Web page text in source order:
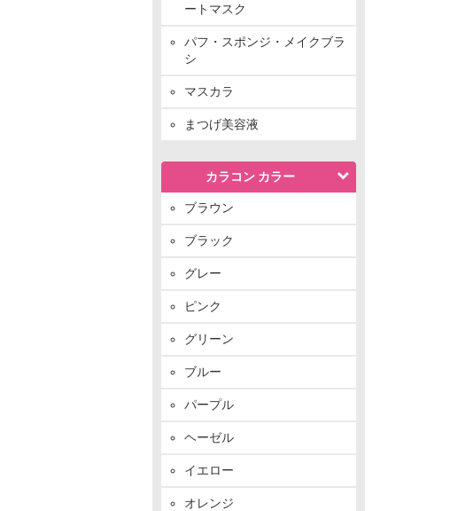
ートマスク
パフ・スポンジ・メイクブラ
シ
マスカラ
まつげ美容液
カラコン カラー
ブラウン
ブラック
グレー
ピンク
グリーン
ブルー
パープル
ヘーゼル
イエロー
オレンジ